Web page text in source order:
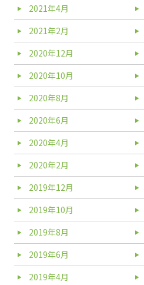
2021年4月
2021年2月
2020年12月
2020年10月
2020年8月
2020年6月
2020年4月
2020年2月
2019年12月
2019年10月
2019年8月
2019年6月
2019年4月